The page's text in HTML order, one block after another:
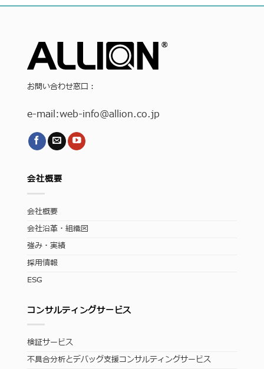
お問い合わせ窓口：
e-mail:web-info@allion.co.jp
会社概要
会社概要
会社沿革・組織図
強み・実績
採用情報
ESG
コンサルティングサービス
検証サービス
不具合分析とデバッグ支援コンサルティングサービス